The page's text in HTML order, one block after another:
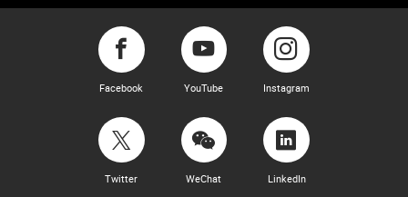
Facebook YouTube Instagram
Twitter WeChat LinkedIn